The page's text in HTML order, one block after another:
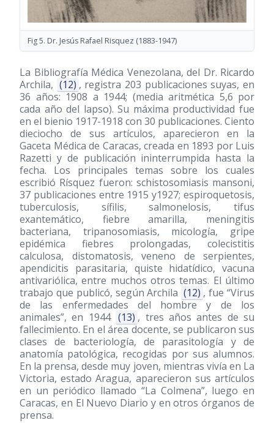
Fig 5. Dr. Jesús Rafael Risquez (1883-1947)
La Bibliografía Médica Venezolana, del Dr. Ricardo
Archila, (12) , registra 203 publicaciones suyas, en
36 años: 1908 a 1944; (media aritmética 5,6 por
cada año del lapso). Su máxima productividad fue
en el bienio 1917-1918 con 30 publicaciones. Ciento
dieciocho de sus artículos, aparecieron en la
Gaceta Médica de Caracas, creada en 1893 por Luis
Razetti y de publicación ininterrumpida hasta la
fecha. Los principales temas sobre los cuales
escribió Rísquez fueron: schistosomiasis mansoni,
37 publicaciones entre 1915 y1927; espiroquetosis,
tuberculosis, sífilis, salmonelosis, tifus
exantemático, fiebre amarilla, meningitis
bacteriana, tripanosomiasis, micología, gripe
epidémica fiebres prolongadas, colecistitis
calculosa, distomatosis, veneno de serpientes,
apendicitis parasitaria, quiste hidatídico, vacuna
antivariólica, entre muchos otros temas. El último
trabajo que publicó, según Archila (12) , fue “Virus
de las enfermedades del hombre y de los
animales”, en 1944 (13) , tres años antes de su
fallecimiento. En el área docente, se publicaron sus
clases de bacteriología, de parasitología y de
anatomía patológica, recogidas por sus alumnos.
En la prensa, desde muy joven, mientras vivía en La
Victoria, estado Aragua, aparecieron sus artículos
en un periódico llamado “La Colmena”, luego en
Caracas, en El Nuevo Diario y en otros órganos de
prensa.